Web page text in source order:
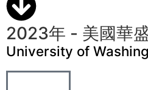
2023年 - 美國華
University of